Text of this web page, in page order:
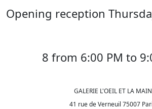
Opening reception
8 from 6:00 PM to
GALERIE L'OEIL ET LA MAIN
41 rue de Verneuil 75007